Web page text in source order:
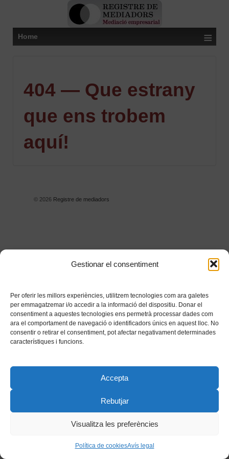
Gestionar el consentiment
Per oferir les millors experiències, utilitzem tecnologies com ara galetes
per emmagatzemar i/o accedir a la informació del dispositiu. Donar el
consentiment a aquestes tecnologies ens permetrà processar dades com
ara el comportament de navegació o identificadors únics en aquest lloc. No
consentir o retirar el consentiment, pot afectar negativament determinades
característiques i funcions.
Accepta
Rebutjar
Visualitza les preferències
Política de cookiesAvís legal
Home ≡
404 — Que estrany
que ens trobem
aquí!
© 2026Registre de mediadors